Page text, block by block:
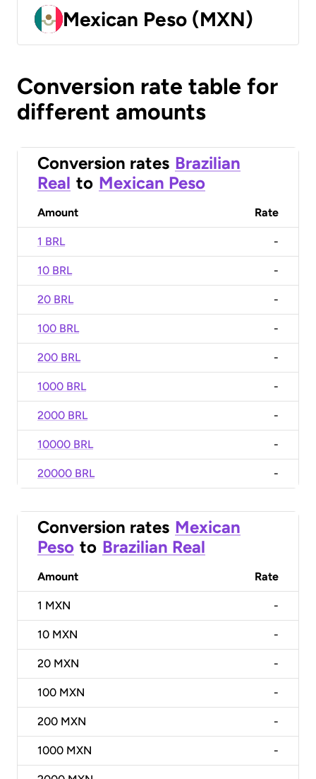
Mexican Peso (MXN)
Conversion rate table for
different amounts
Conversion rates Brazilian
Real to Mexican Peso
Amount Rate
1 BRL -
10 BRL -
20 BRL -
100 BRL -
200 BRL -
1000 BRL -
2000 BRL -
10000 BRL -
20000 BRL -
Conversion rates Mexican
Peso to Brazilian Real
Amount Rate
1 MXN -
10 MXN -
20 MXN -
100 MXN -
200 MXN -
1000 MXN -